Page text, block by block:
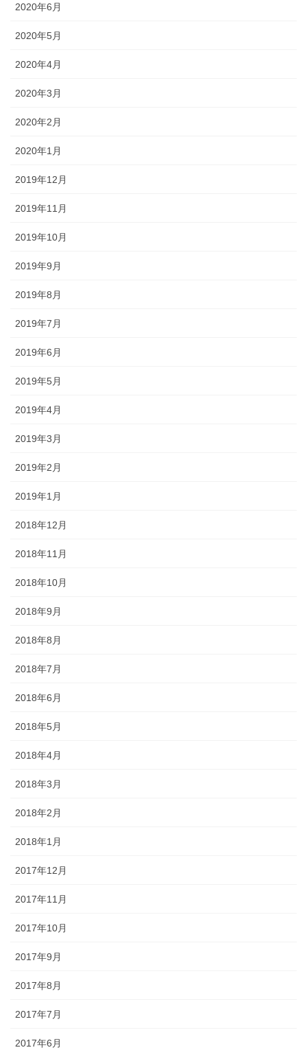
2020年6月
2020年5月
2020年4月
2020年3月
2020年2月
2020年1月
2019年12月
2019年11月
2019年10月
2019年9月
2019年8月
2019年7月
2019年6月
2019年5月
2019年4月
2019年3月
2019年2月
2019年1月
2018年12月
2018年11月
2018年10月
2018年9月
2018年8月
2018年7月
2018年6月
2018年5月
2018年4月
2018年3月
2018年2月
2018年1月
2017年12月
2017年11月
2017年10月
2017年9月
2017年8月
2017年7月
2017年6月